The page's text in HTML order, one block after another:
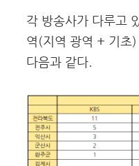
각 방송사가 다루고
역(지역 광역 + 기초
다음과 같다.